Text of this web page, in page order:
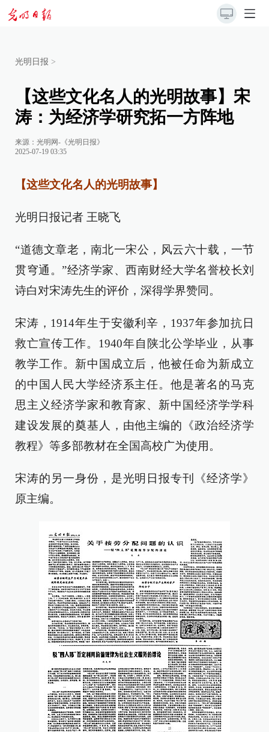
光明日报 >
【这些文化名人的光明故事】宋
涛：为经济学研究拓一方阵地
来源： 光明网-《光明日报》
2025-07-19 03:35
【这些文化名人的光明故事】
光明日报记者 王晓飞
“道德文章老，南北一宋公，风云六十载，一节
贯穹通。”经济学家、西南财经大学名誉校长刘
诗白对宋涛先生的评价，深得学界赞同。
宋涛，1914年生于安徽利辛，1937年参加抗日
救亡宣传工作。1940年自陕北公学毕业，从事
教学工作。新中国成立后，他被任命为新成立
的中国人民大学经济系主任。他是著名的马克
思主义经济学家和教育家、新中国经济学学科
建设发展的奠基人，由他主编的《政治经济学
教程》等多部教材在全国高校广为使用。
宋涛的另一身份，是光明日报专刊《经济学》
原主编。